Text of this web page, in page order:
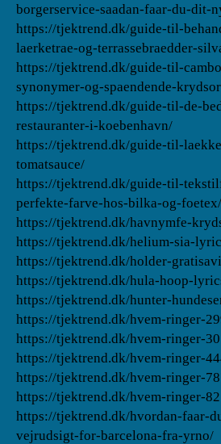
borgerservice-saadan-faar-du-dit-
https://tjektrend.dk/guide-til-
laerketrae-og-terrassebraedder-
https://tjektrend.dk/guide-til-
synonymer-og-spaendende-
https://tjektrend.dk/guide-til-de-
restauranter-i-koebenhavn/
https://tjektrend.dk/guide-til-
tomatsauce/
https://tjektrend.dk/guide-til-
perfekte-farve-hos-bilka-og-foetex/
https://tjektrend.dk/havnymfe-
https://tjektrend.dk/helium-sia-
https://tjektrend.dk/holder-
https://tjektrend.dk/hula-hoop-
https://tjektrend.dk/hunter-
https://tjektrend.dk/hvem-ringer-
https://tjektrend.dk/hvem-ringer-
https://tjektrend.dk/hvem-ringer-
https://tjektrend.dk/hvem-ringer-
https://tjektrend.dk/hvem-ringer-
https://tjektrend.dk/hvordan-faar-
vejrudsigt-for-barcelona-fra-yrno/